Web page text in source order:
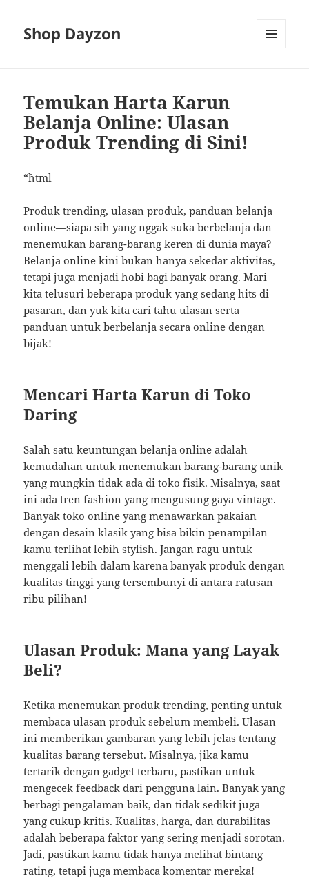
Shop Dayzon
Temukan Harta Karun
Belanja Online: Ulasan
Produk Trending di Sini!
“`html
Produk trending, ulasan produk, panduan belanja
online—siapa sih yang nggak suka berbelanja dan
menemukan barang-barang keren di dunia maya?
Belanja online kini bukan hanya sekedar aktivitas,
tetapi juga menjadi hobi bagi banyak orang. Mari
kita telusuri beberapa produk yang sedang hits di
pasaran, dan yuk kita cari tahu ulasan serta
panduan untuk berbelanja secara online dengan
bijak!
Mencari Harta Karun di Toko
Daring
Salah satu keuntungan belanja online adalah
kemudahan untuk menemukan barang-barang unik
yang mungkin tidak ada di toko fisik. Misalnya, saat
ini ada tren fashion yang mengusung gaya vintage.
Banyak toko online yang menawarkan pakaian
dengan desain klasik yang bisa bikin penampilan
kamu terlihat lebih stylish. Jangan ragu untuk
menggali lebih dalam karena banyak produk dengan
kualitas tinggi yang tersembunyi di antara ratusan
ribu pilihan!
Ulasan Produk: Mana yang Layak
Beli?
Ketika menemukan produk trending, penting untuk
membaca ulasan produk sebelum membeli. Ulasan
ini memberikan gambaran yang lebih jelas tentang
kualitas barang tersebut. Misalnya, jika kamu
tertarik dengan gadget terbaru, pastikan untuk
mengecek feedback dari pengguna lain. Banyak yang
berbagi pengalaman baik, dan tidak sedikit juga
yang cukup kritis. Kualitas, harga, dan durabilitas
adalah beberapa faktor yang sering menjadi sorotan.
Jadi, pastikan kamu tidak hanya melihat bintang
rating, tetapi juga membaca komentar mereka!